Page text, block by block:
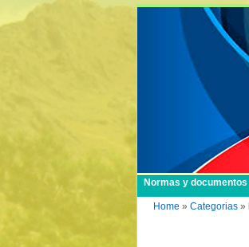
Normas y documentos
Home » Categorias »